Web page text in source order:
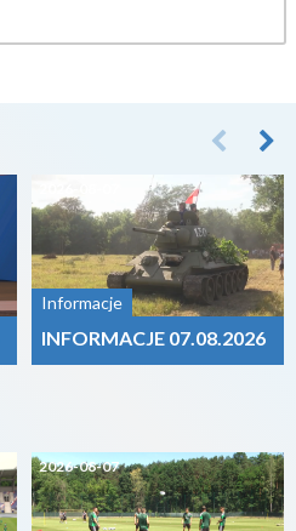
Informacje
INFORMACJE 07.08.2026
2026-08-07